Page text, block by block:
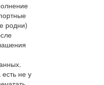
родни)
не у